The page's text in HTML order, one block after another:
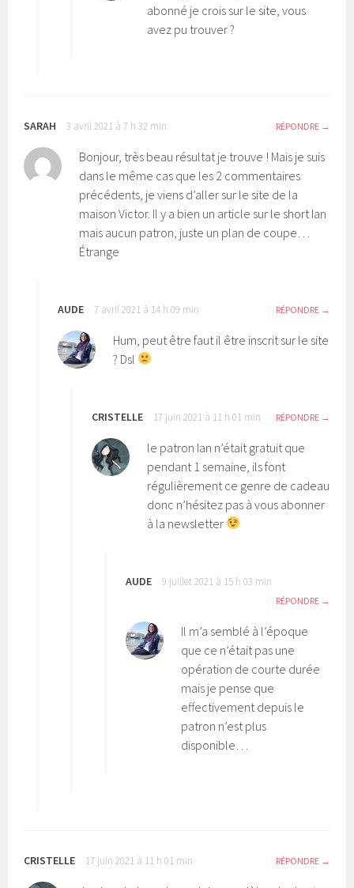
abonné je crois sur le site, vous
avez pu trouver ?
SARAH 3 avril 2021 à 7 h 32 min RÉPONDRE
Bonjour, très beau résultat je trouve ! Mais je suis
dans le même cas que les 2 commentaires
précédents, je viens d’aller sur le site de la
maison Victor. Il y a bien un article sur le short Ian
mais aucun patron, juste un plan de coupe…
Étrange
AUDE 7 avril 2021 à 14 h 09 min RÉPONDRE
Hum, peut être faut il être inscrit sur le site
? Dsl
CRISTELLE 17 juin 2021 à 11 h 01 min RÉPONDRE
le patron Ian n’était gratuit que
pendant 1 semaine, ils font
régulièrement ce genre de cadeau
donc n’hésitez pas à vous abonner
à la newsletter
AUDE 9 juillet 2021 à 15 h 03 min
RÉPONDRE
Il m’a semblé à l’époque
que ce n’était pas une
opération de courte durée
mais je pense que
effectivement depuis le
patron n’est plus
disponible…
CRISTELLE 17 juin 2021 à 11 h 01 min RÉPONDRE